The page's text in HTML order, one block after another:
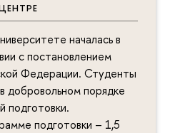
началась в
с постановлением
Федерации. Студенты
добровольном порядке
подготовки.
подготовки – 1,5